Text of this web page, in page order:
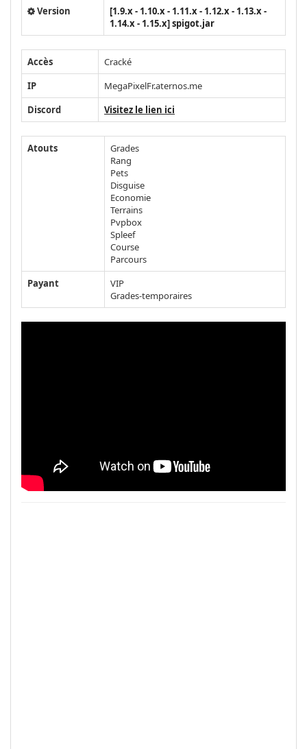
Version
[1.9.x - 1.10.x - 1.11.x - 1.12.x - 1.13.x -
1.14.x - 1.15.x] spigot.jar
Accès
Cracké
IP
MegaPixelFr.aternos.me
Discord
Visitez le lien ici
Atouts
Grades
Rang
Pets
Disguise
Economie
Terrains
Pvpbox
Spleef
Course
Parcours
Payant
VIP
Grades-temporaires